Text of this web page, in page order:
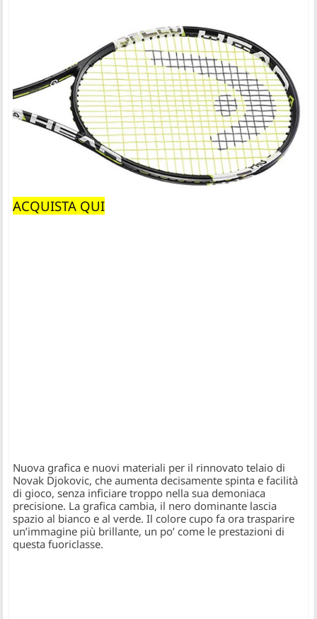
ACQUISTA QUI
Nuova grafica e nuovi materiali per il rinnovato telaio di
Novak Djokovic, che aumenta decisamente spinta e facilità
di gioco, senza inficiare troppo nella sua demoniaca
precisione. La grafica cambia, il nero dominante lascia
spazio al bianco e al verde. Il colore cupo fa ora trasparire
un’immagine più brillante, un po’ come le prestazioni di
questa fuoriclasse.